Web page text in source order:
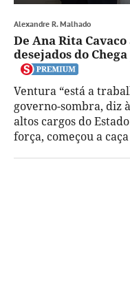
Alexandre R. Malhado
De Ana Rita
desejados do
Ventura “está a
governo-sombra, diz
altos cargos do
força, começou a